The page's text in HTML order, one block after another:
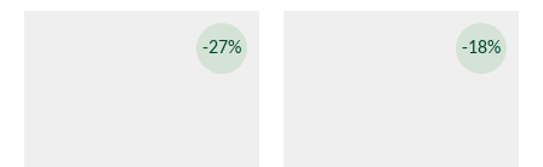
-27% -18%